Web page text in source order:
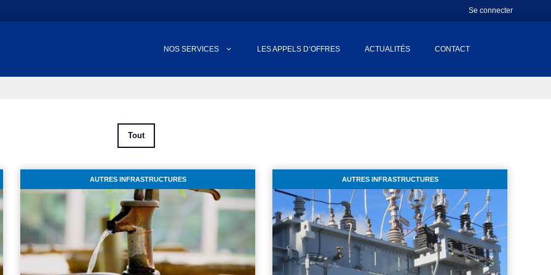
Se connecter
NOS SERVICES LES APPELS D’OFFRES ACTUALITÉS CONTACT
Tout
AUTRES INFRASTRUCTURES AUTRES INFRASTRUCTURES